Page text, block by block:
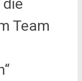
die
Team